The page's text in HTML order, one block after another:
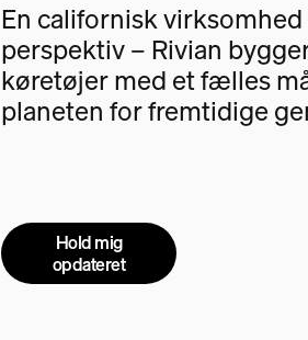
En californisk
perspektiv – Rivian
køretøjer med et fælles
planeten for fremtidige
Hold mig
opdateret